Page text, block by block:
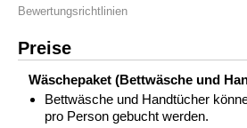
Bewertungsrichtlinien
Preise
Wäschepaket (Bettwäsche und
Bettwäsche und Handtücher
pro Person gebucht werden.